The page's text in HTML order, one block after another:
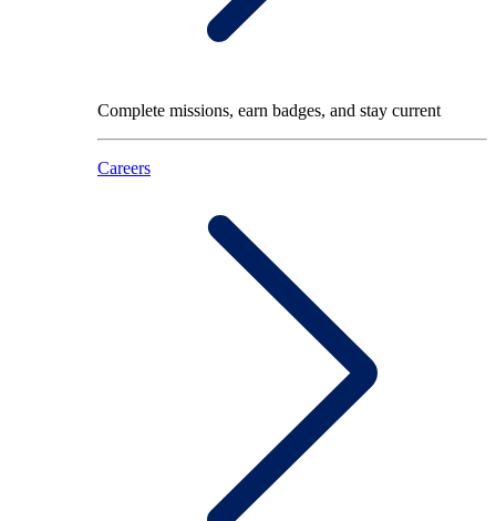
Complete missions, earn badges, and stay current
Careers